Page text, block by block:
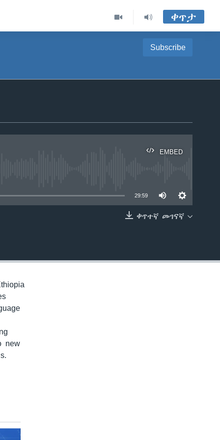
ቀጥታ
Subscribe
EMBED
29:59
ቀጥተኛ መገናኛ
new